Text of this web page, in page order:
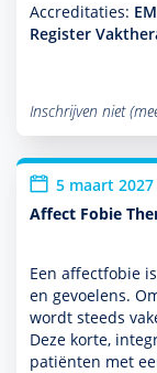
Accreditaties:
Register
Inschrijven niet
5 maart 2027
Affect Fobie
Een affectfobie
en gevoelens.
wordt steeds
Deze korte,
patiënten met